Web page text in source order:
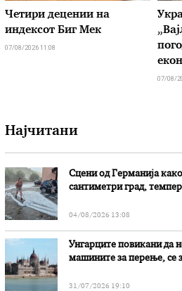
Четири децении на
индексот Биг Мек
07/08/2026 11:08
07/08/
Најчитани
Сцени од Германија
сантиметри град,
04/08/2026 13:08
Унгарците повикани да
машините за перење, се
31/07/2026 19:10